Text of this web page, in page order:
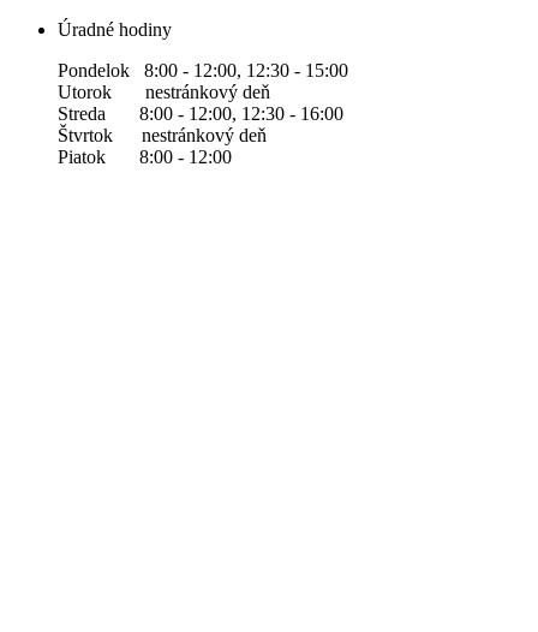
Úradné hodiny
Pondelok 8:00 - 12:00, 12:30 - 15:00
Utorok nestránkový deň
Streda 8:00 - 12:00, 12:30 - 16:00
Štvrtok nestránkový deň
Piatok 8:00 - 12:00